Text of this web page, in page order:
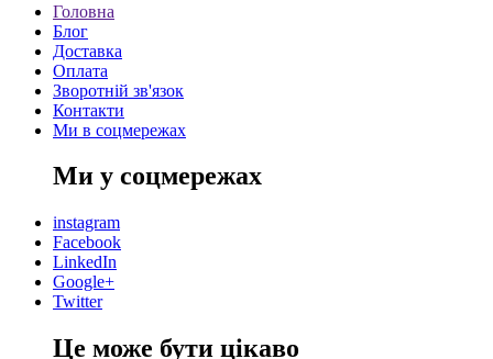
Головна
Блог
Доставка
Оплата
Зворотній зв'язок
Контакти
Ми в соцмережах
Ми у соцмережах
instagram
Facebook
LinkedIn
Google+
Twitter
Це може бути цікаво